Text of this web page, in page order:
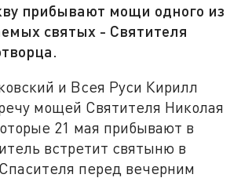
прибывают мощи одного из
святых - Святителя
и Всея Руси Кирилл
мощей Святителя Николая
21 мая прибывают в
встретит святыню в
перед вечерним